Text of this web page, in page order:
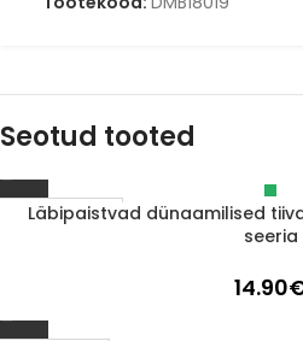
Seotud tooted
Läbimüüdud
Läbipaistvad dünaamilised
seeria
14.90